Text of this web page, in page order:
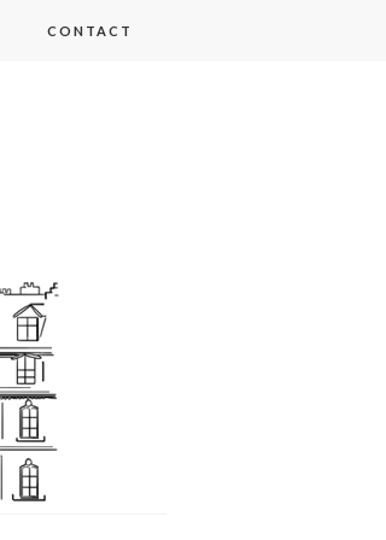
CONTACT